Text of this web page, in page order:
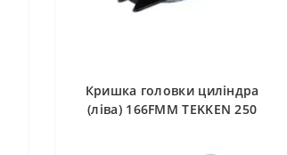
Кришка головки циліндра
(ліва) 166FMM TEKKEN 250